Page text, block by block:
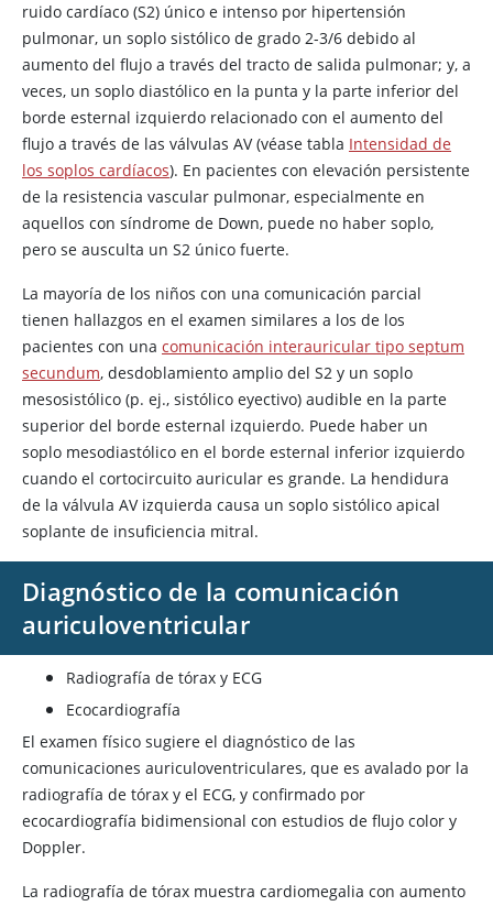
ruido cardíaco (S2) único e intenso por hipertensión
pulmonar, un soplo sistólico de grado 2-3/6 debido al
aumento del flujo a través del tracto de salida pulmonar; y, a
veces, un soplo diastólico en la punta y la parte inferior del
borde esternal izquierdo relacionado con el aumento del
flujo a través de las válvulas AV (véase tabla Intensidad de
los soplos cardíacos). En pacientes con elevación persistente
de la resistencia vascular pulmonar, especialmente en
aquellos con síndrome de Down, puede no haber soplo,
pero se ausculta un S2 único fuerte.
La mayoría de los niños con una comunicación parcial
tienen hallazgos en el examen similares a los de los
pacientes con una comunicación interauricular tipo septum
secundum, desdoblamiento amplio del S2 y un soplo
mesosistólico (p. ej., sistólico eyectivo) audible en la parte
superior del borde esternal izquierdo. Puede haber un
soplo mesodiastólico en el borde esternal inferior izquierdo
cuando el cortocircuito auricular es grande. La hendidura
de la válvula AV izquierda causa un soplo sistólico apical
soplante de insuficiencia mitral.
Diagnóstico de la comunicación
auriculoventricular
Radiografía de tórax y ECG
Ecocardiografía
El examen físico sugiere el diagnóstico de las
comunicaciones auriculoventriculares, que es avalado por la
radiografía de tórax y el ECG, y confirmado por
ecocardiografía bidimensional con estudios de flujo color y
Doppler.
La radiografía de tórax muestra cardiomegalia con aumento